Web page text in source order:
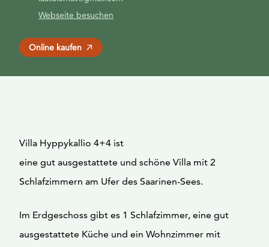
Webseite besuchen
Online kaufen
Villa Hyppykallio 4+4 ist
eine gut ausgestattete und schöne Villa mit 2
Schlafzimmern am Ufer des Saarinen-Sees.
Im Erdgeschoss gibt es 1 Schlafzimmer, eine gut
ausgestattete Küche und ein Wohnzimmer mit